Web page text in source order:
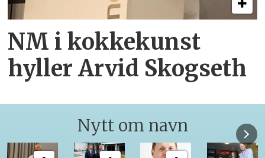
NM i kokkekunst
hyller Arvid Skogseth
Nytt om navn